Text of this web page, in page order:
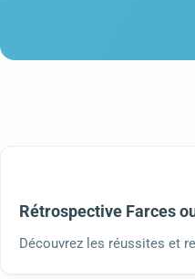
Rétrospective Farces
Découvrez les réussites et